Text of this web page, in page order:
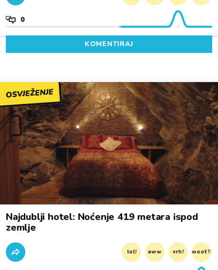
0
KOMENTIRAJ
OSVJEŽENJE
Najdublji hotel: Noćenje 419 metara ispod
zemlje
lol! aww vrh! woot?!